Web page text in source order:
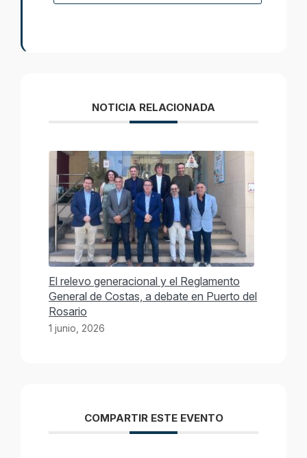
NOTICIA RELACIONADA
El relevo generacional y el Reglamento
General de Costas, a debate en Puerto del
Rosario
1 junio, 2026
COMPARTIR ESTE EVENTO